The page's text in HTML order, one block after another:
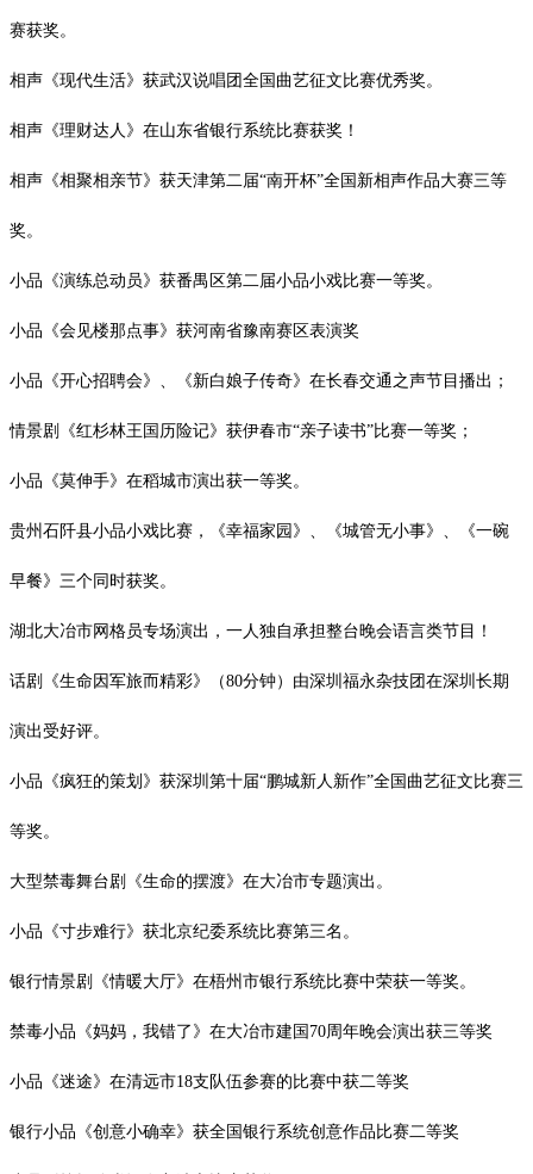
赛获奖。
相声《现代生活》获武汉说唱团全国曲艺征文比赛优秀奖。
相声《理财达人》在山东省银行系统比赛获奖！
相声《相聚相亲节》获天津第二届“南开杯”全国新相声作品大赛三等
奖。
小品《演练总动员》获番禺区第二届小品小戏比赛一等奖。
小品《会见楼那点事》获河南省豫南赛区表演奖
小品《开心招聘会》、《新白娘子传奇》在长春交通之声节目播出；
情景剧《红杉林王国历险记》获伊春市“亲子读书”比赛一等奖；
小品《莫伸手》在稻城市演出获一等奖。
贵州石阡县小品小戏比赛，《幸福家园》、《城管无小事》、《一碗
早餐》三个同时获奖。
湖北大冶市网格员专场演出，一人独自承担整台晚会语言类节目！
话剧《生命因军旅而精彩》（80分钟）由深圳福永杂技团在深圳长期
演出受好评。
小品《疯狂的策划》获深圳第十届“鹏城新人新作”全国曲艺征文比赛三
等奖。
大型禁毒舞台剧《生命的摆渡》在大冶市专题演出。
小品《寸步难行》获北京纪委系统比赛第三名。
银行情景剧《情暖大厅》在梧州市银行系统比赛中荣获一等奖。
禁毒小品《妈妈，我错了》在大冶市建国 70周年晚会演出获三等奖
小品《迷途》在清远市18支队伍参赛的比赛中获二等奖
银行小品《创意小确幸》获全国银行系统创意作品比赛二等奖